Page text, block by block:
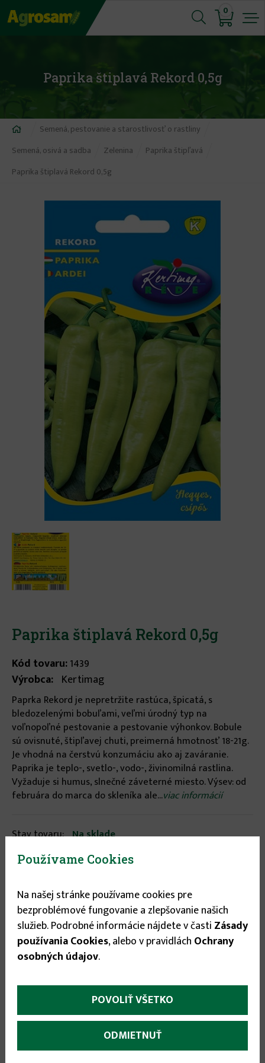
Jump
to
0
Paprika štiplavá Rekord 0,5g
Nachádzate
sa
tu
Semená, pestovanie a starostlivosť o rastliny
Semená, osivá a sadba
Zelenina
Paprika štipľavá
Paprika štiplavá Rekord 0,5g
Paprika štiplavá Rekord 0,5g
Kód tovaru:1439
Výrobca: Kertimag
Paprka Rekord je nepretržite rastúca, špicatá, s
bledozelenými bobuľami, veľmi úrodný typ na
voľnopoľné pestovanie a pestovanie výhonkov. Bobule
sú ovisnuté, štipľavej chuti, preimerná hmotnosť 18-21g.
Je vhodná na čerstvú konzumáciu ako aj zaváranie.
Paprika je teplo-, svetlo-, vodo-, živinomilná rastlina.
Vyžaduje si humus, slnečné záveterné miesto. Výsev: od
februára do marca do skleníka ale...viac informácií
Stav tovaru: Na sklade
0.99 €


Odporúčané príslušenstvo:
Používame Cookies
Na našej stránke používame cookies pre
bezproblémové fungovanie a zlepšovanie našich
služieb. Podrobné informácie nájdete v časti Zásady
používania Cookies, alebo v pravidlách Ochrany
osobných údajov.
POVOLIŤ VŠETKO
ODMIETNUŤ